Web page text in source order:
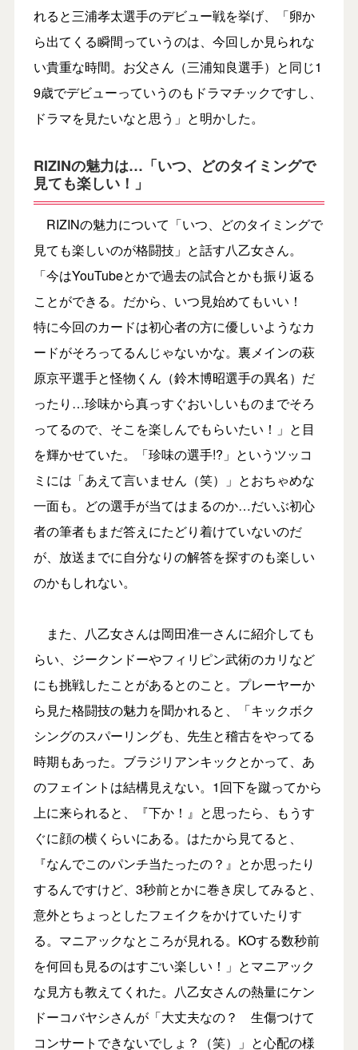
れると三浦孝太選手のデビュー戦を挙げ、「卵か
ら出てくる瞬間っていうのは、今回しか見られな
い貴重な時間。お父さん（三浦知良選手）と同じ1
9歳でデビューっていうのもドラマチックですし、
ドラマを見たいなと思う」と明かした。
RIZINの魅力は…「いつ、どのタイミングで
見ても楽しい！」
RIZINの魅力について「いつ、どのタイミングで
見ても楽しいのが格闘技」と話す八乙女さん。
「今はYouTubeとかで過去の試合とかも振り返る
ことができる。だから、いつ見始めてもいい！
特に今回のカードは初心者の方に優しいようなカ
ードがそろってるんじゃないかな。裏メインの萩
原京平選手と怪物くん（鈴木博昭選手の異名）だ
ったり…珍味から真っすぐおいしいものまでそろ
ってるので、そこを楽しんでもらいたい！」と目
を輝かせていた。「珍味の選手!?」というツッコ
ミには「あえて言いません（笑）」とおちゃめな
一面も。どの選手が当てはまるのか…だいぶ初心
者の筆者もまだ答えにたどり着けていないのだ
が、放送までに自分なりの解答を探すのも楽しい
のかもしれない。
また、八乙女さんは岡田准一さんに紹介しても
らい、ジークンドーやフィリピン武術のカリなど
にも挑戦したことがあるとのこと。プレーヤーか
ら見た格闘技の魅力を聞かれると、「キックボク
シングのスパーリングも、先生と稽古をやってる
時期もあった。ブラジリアンキックとかって、あ
のフェイントは結構見えない。1回下を蹴ってから
上に来られると、『下か！』と思ったら、もうす
ぐに顔の横くらいにある。はたから見てると、
『なんでこのパンチ当たったの？』とか思ったり
するんですけど、3秒前とかに巻き戻してみると、
意外とちょっとしたフェイクをかけていたりす
る。マニアックなところが見れる。KOする数秒前
を何回も見るのはすごい楽しい！」とマニアック
な見方も教えてくれた。八乙女さんの熱量にケン
ドーコバヤシさんが「大丈夫なの？ 生傷つけて
コンサートできないでしょ？（笑）」と心配の様